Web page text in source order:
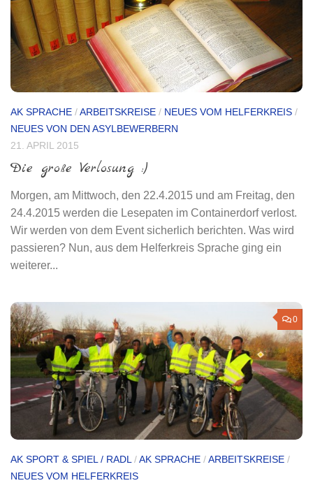
AK SPRACHE /ARBEITSKREISE / NEUES VOM HELFERKREIS /
NEUES VON DEN ASYLBEWERBERN
21. APRIL 2015
Die große Verlosung :)
Morgen, am Mittwoch, den 22.4.2015 und am Freitag, den
24.4.2015 werden die Lesepaten im Containerdorf verlost.
Wir werden von dem Event sicherlich berichten. Was wird
passieren? Nun, aus dem Helferkreis Sprache ging ein
weiterer...
0
AK SPORT & SPIEL / RADL /AK SPRACHE /ARBEITSKREISE /
NEUES VOM HELFERKREIS